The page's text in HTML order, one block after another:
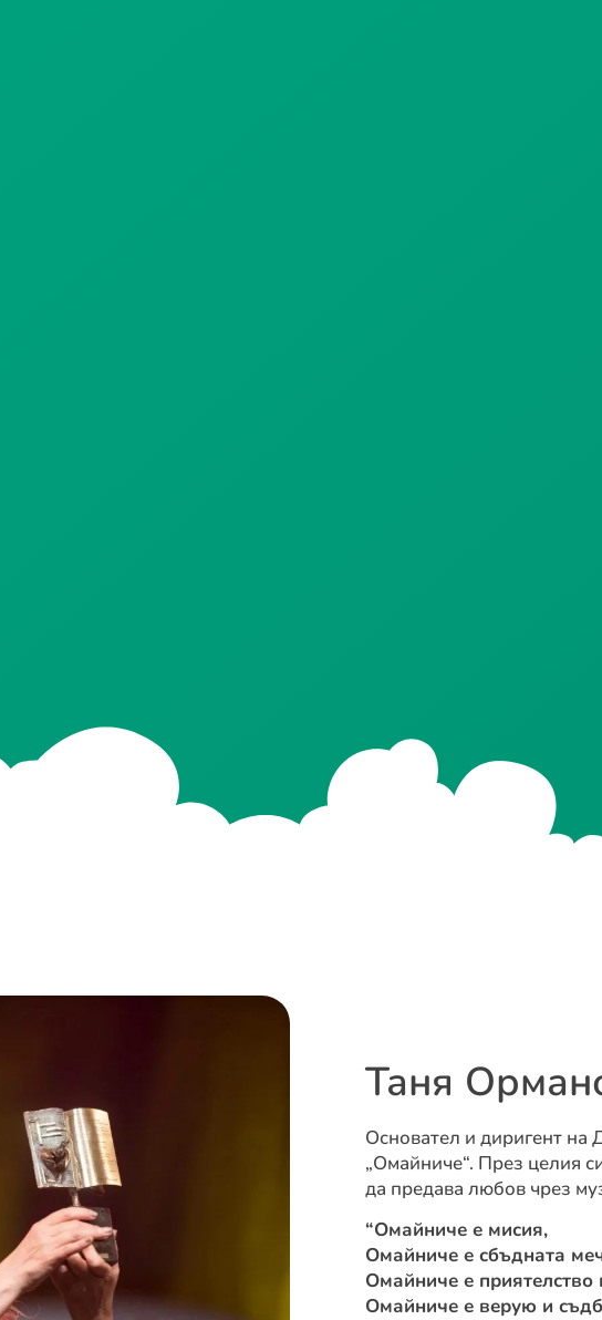
Таня
Основател и диригент
„Омайниче“. През целия
да предава любов чрез
“Омайниче е мисия,
Омайниче е сбъдната
Омайниче е приятелство
Омайниче е верую и